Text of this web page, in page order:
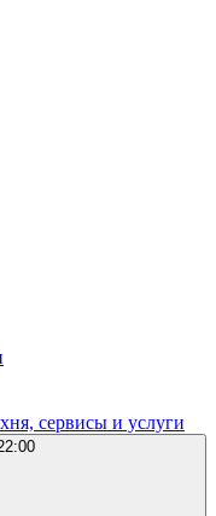
сервисы и услуги